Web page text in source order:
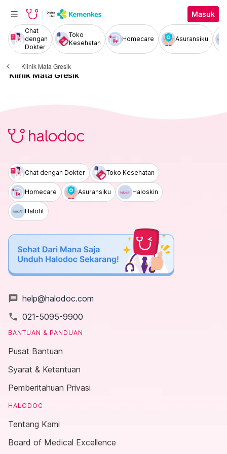
Masuk
Chat
dengan
Dokter
Toko
Kesehatan
Homecare Asuransiku
Klinik Mata Gresik
Klinik Mata Gresik
Chat dengan Dokter Toko Kesehatan
Homecare Asuransiku Haloskin
Halofit
message help@halodoc.com
local_phone 021-5095-9900
BANTUAN & PANDUAN
Pusat Bantuan
Syarat & Ketentuan
Pemberitahuan Privasi
HALODOC
Tentang Kami
Board of Medical Excellence